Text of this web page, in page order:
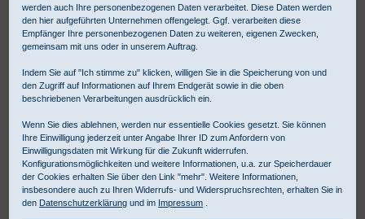
werden auch Ihre personenbezogenen Daten verarbeitet. Diese Daten werden
den hier aufgeführten Unternehmen offengelegt. Ggf. verarbeiten diese
Empfänger Ihre personenbezogenen Daten zu weiteren, eigenen Zwecken,
gemeinsam mit uns oder in unserem Auftrag.
Indem Sie auf "Ich stimme zu" klicken, willigen Sie in die Speicherung von und
den Zugriff auf Informationen auf Ihrem Endgerät sowie in die oben
beschriebenen Verarbeitungen ausdrücklich ein.
Wenn Sie dies ablehnen, werden nur essentielle Cookies gesetzt. Sie können
Ihre Einwilligung jederzeit unter Angabe Ihrer ID zum Anfordern von
Einwilligungsdaten mit Wirkung für die Zukunft widerrufen.
Konfigurationsmöglichkeiten und weitere Informationen, u.a. zur Speicherdauer
der Cookies erhalten Sie über den Link "mehr". Weitere Informationen,
insbesondere auch zu Ihren Widerrufs- und Widerspruchsrechten, erhalten Sie in
den Datenschutzerklärung und im Impressum